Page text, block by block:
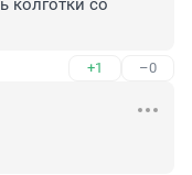
колготки со
+1 –0